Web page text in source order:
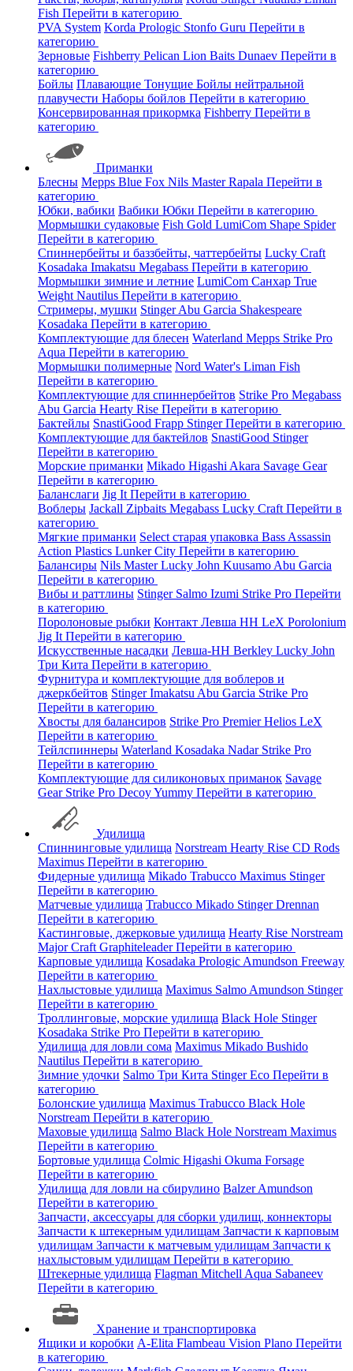
Fish Перейти в категорию
PVA System Korda Prologic Stonfo Guru Перейти в
категорию
Зерновые Fishberry Pelican Lion Baits Dunaev Перейти в
категорию
Бойлы Плавающие Тонущие Бойлы нейтральной
плавучести Наборы бойлов Перейти в категорию
Консервированная прикормка Fishberry Перейти в
категорию
Приманки
Блесны Mepps Blue Fox Nils MasterRapala Перейти в
категорию
Юбки, вабики Вабики Юбки Перейти в категорию
Мормышки судаковые Fish Gold LumiCom Shape Spider
Перейти в категорию
Спиннербейты и баззбейты, чаттербейты Lucky Craft
Kosadaka Imakatsu Megabass Перейти в категорию
Мормышки зимние и летние LumiCom Санхар True
Weight Nautilus Перейти в категорию
Стримеры, мушки StingerAbu Garcia Shakespeare
Kosadaka Перейти в категорию
Комплектующие для блесен Waterland Mepps Strike Pro
Aqua Перейти в категорию
Мормышки полимерные Nord Water's Liman Fish
Перейти в категорию
Комплектующие для спиннербейтов Strike Pro Megabass
Abu Garcia Hearty Rise Перейти в категорию
Бактейлы SnastiGood Frapp StingerПерейти в категорию
Комплектующие для бактейлов SnastiGood Stinger
Перейти в категорию
Морские приманки Mikado Higashi Akara Savage Gear
Перейти в категорию
Баланслаги Jig It Перейти в категорию
Воблеры Jackall Zipbaits Megabass Lucky Craft Перейти в
категорию
Мягкие приманки Select старая упаковка Bass Assassin
Action Plastics Lunker City Перейти в категорию
Балансиры Nils MasterLucky John Kuusamo Abu Garcia
Перейти в категорию
Вибы и раттлины Stinger Salmo Izumi Strike Pro Перейти
в категорию
Поролоновые рыбки Контакт Левша НН LeX Porolonium
Jig It Перейти в категорию
Искусственные насадки Левша-НН Berkley Lucky John
Три Кита Перейти в категорию
Фурнитура и комплектующие для воблеров и
джеркбейтов StingerImakatsu Abu Garcia Strike Pro
Перейти в категорию
Хвосты для балансиров Strike Pro PremierHelios LeX
Перейти в категорию
Тейлспиннеры Waterland Kosadaka Nadar Strike Pro
Перейти в категорию
Комплектующие для силиконовых приманок Savage
Gear Strike Pro DecoyYummy Перейти в категорию
Удилища
Спиннинговые удилища Norstream Hearty Rise CD Rods
Maximus Перейти в категорию
Фидерные удилища Mikado Trabucco Maximus Stinger
Перейти в категорию
Матчевые удилища Trabucco Mikado StingerDrennan
Перейти в категорию
Кастинговые, джерковые удилища Hearty Rise Norstream
Major Craft GraphiteleaderПерейти в категорию
Карповые удилища Kosadaka Prologic Amundson Freeway
Перейти в категорию
Нахлыстовые удилища Maximus Salmo Amundson Stinger
Перейти в категорию
Троллинговые, морские удилища Black Hole Stinger
Kosadaka Strike Pro Перейти в категорию
Удилища для ловли сома Maximus Mikado Bushido
Nautilus Перейти в категорию
Зимние удочки Salmo Три Кита StingerEco Перейти в
категорию
Болонские удилища Maximus Trabucco Black Hole
Norstream Перейти в категорию
Маховые удилища Salmo Black Hole Norstream Maximus
Перейти в категорию
Бортовые удилища Colmic Higashi Okuma Forsage
Перейти в категорию
Удилища для ловли на сбирулино BalzerAmundson
Перейти в категорию
Запчасти, аксессуары для сборки удилищ, коннекторы
Запчасти к штекерным удилищам Запчасти к карповым
удилищам Запчасти к матчевым удилищам Запчасти к
нахлыстовым удилищам Перейти в категорию
Штекерные удилища Flagman Mitchell Aqua Sabaneev
Перейти в категорию
Хранение и транспортировка
Ящики и коробки A-Elita Flambeau Vision Plano Перейти
в категорию